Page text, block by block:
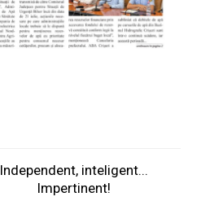
Independent, inteligent...
Impertinent!